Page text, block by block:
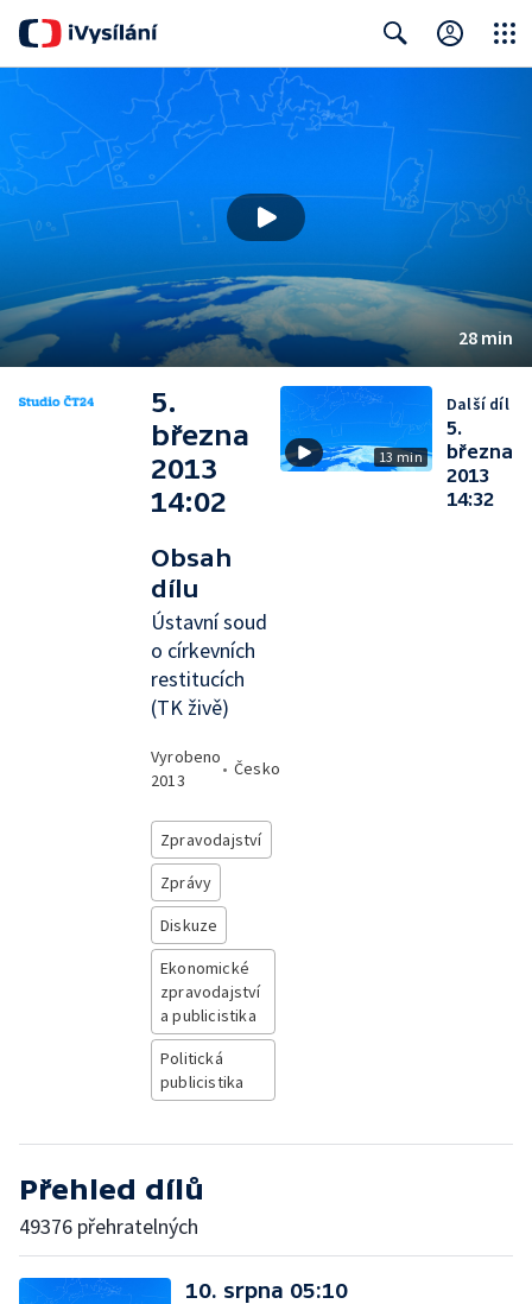
28 min
5.
března
2013
14:02
Obsah
dílu
Ústavní soud
o církevních
restitucích
(TK živě)
Vyrobeno
2013
• Česko
Zpravodajství
Zprávy
Diskuze
Ekonomické
zpravodajství
a publicistika
Politická
publicistika
13 min
Další díl
5.
března
2013
14:32
Přehled dílů
49376 přehratelných
10. srpna 05:10